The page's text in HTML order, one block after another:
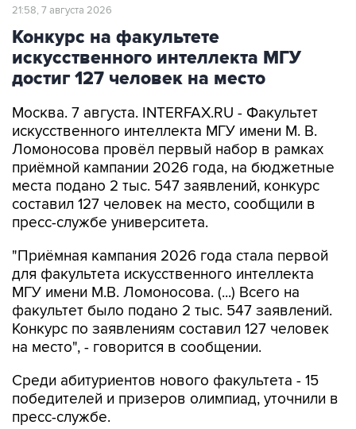
21:58, 7 августа 2026
Конкурс на факультете
искусственного интеллекта МГУ
достиг 127 человек на место
Москва. 7 августа. INTERFAX.RU - Факультет
искусственного интеллекта МГУ имени М. В.
Ломоносова провёл первый набор в рамках
приёмной кампании 2026 года, на бюджетные
места подано 2 тыс. 547 заявлений, конкурс
составил 127 человек на место, сообщили в
пресс-службе университета.
"Приёмная кампания 2026 года стала первой
для факультета искусственного интеллекта
МГУ имени М.В. Ломоносова. (...) Всего на
факультет было подано 2 тыс. 547 заявлений.
Конкурс по заявлениям составил 127 человек
на место", - говорится в сообщении.
Среди абитуриентов нового факультета - 15
победителей и призеров олимпиад, уточнили в
пресс-службе.